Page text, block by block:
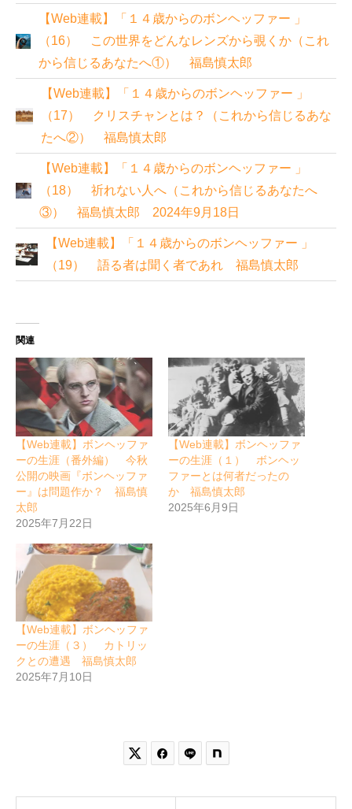
【Web連載】「１４歳からのボンヘッファー 」
（16） この世界をどんなレンズから覗くか（これ
から信じるあなたへ①） 福島慎太郎
【Web連載】「１４歳からのボンヘッファー 」
（17） クリスチャンとは？（これから信じるあな
たへ②） 福島慎太郎
【Web連載】「１４歳からのボンヘッファー 」
（18） 祈れない人へ（これから信じるあなたへ
③） 福島慎太郎 2024年9月18日
【Web連載】「１４歳からのボンヘッファー 」
（19） 語る者は聞く者であれ 福島慎太郎
関連
【Web連載】ボンヘッファ
ーの生涯（番外編） 今秋
公開の映画『ボンヘッファ
ー』は問題作か？ 福島慎
太郎
2025年7月22日
【Web連載】ボンヘッファ
ーの生涯（１） ボンヘッ
ファーとは何者だったの
か 福島慎太郎
2025年6月9日
【Web連載】ボンヘッファ
ーの生涯（３） カトリッ
クとの遭遇 福島慎太郎
2025年7月10日
 